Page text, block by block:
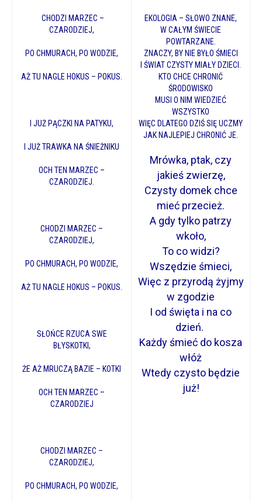
CHODZI MARZEC –
CZARODZIEJ,
PO CHMURACH, PO WODZIE,
AŻ TU NAGLE HOKUS – POKUS.
I JUŻ PĄCZKI NA PATYKU,
I JUŻ TRAWKA NA ŚNIEŻNIKU
OCH TEN MARZEC –
CZARODZIEJ.
CHODZI MARZEC –
CZARODZIEJ,
PO CHMURACH, PO WODZIE,
AŻ TU NAGLE HOKUS – POKUS.
SŁOŃCE RZUCA SWE
BŁYSKOTKI,
ŻE AŻ MRUCZĄ BAZIE – KOTKI
OCH TEN MARZEC –
CZARODZIEJ
CHODZI MARZEC –
CZARODZIEJ,
PO CHMURACH, PO WODZIE,
EKOLOGIA – SŁOWO ZNANE,
W CAŁYM ŚWIECIE
POWTARZANE.
ZNACZY, BY NIE BYŁO ŚMIECI
I ŚWIAT CZYSTY MIAŁY DZIECI.
KTO CHCE CHRONIĆ
ŚRODOWISKO
MUSI O NIM WIEDZIEĆ
WSZYSTKO
WIĘC DLATEGO DZIŚ SIĘ UCZMY
JAK NAJLEPIEJ CHRONIĆ JE.
Mrówka, ptak, czy
jakieś zwierzę,
Czysty domek chce
mieć przecież.
A gdy tylko patrzy
wkoło,
To co widzi?
Wszędzie śmieci,
Więc z przyrodą żyjmy
w zgodzie
I od święta i na co
dzień.
Każdy śmieć do kosza
włóż
Wtedy czysto będzie
już!